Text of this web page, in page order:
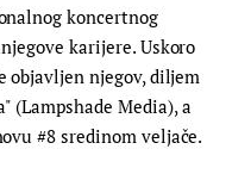
koncertnog
karijere. Uskoro
objavljen njegov, diljem
(Lampshade Media), a
#8 sredinom veljače.